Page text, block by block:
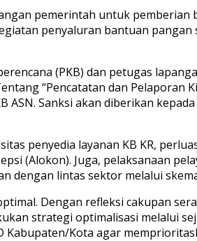
pemerintah untuk
penyaluran bantuan
(PKB) dan petugas
“Pencatatan dan Pelaporan
Sanksi akan diberikan
penyedia layanan KB KR,
(Alokon). Juga, pelaksanaan
dengan lintas sektor melalui
Dengan refleksi cakupan
strategi optimalisasi melalui
Kota agar